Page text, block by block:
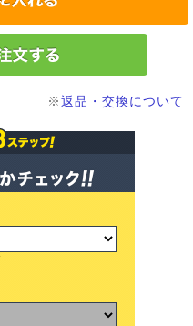
※返品・交換について